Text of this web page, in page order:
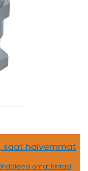
saat halvemmat
omat hintasi